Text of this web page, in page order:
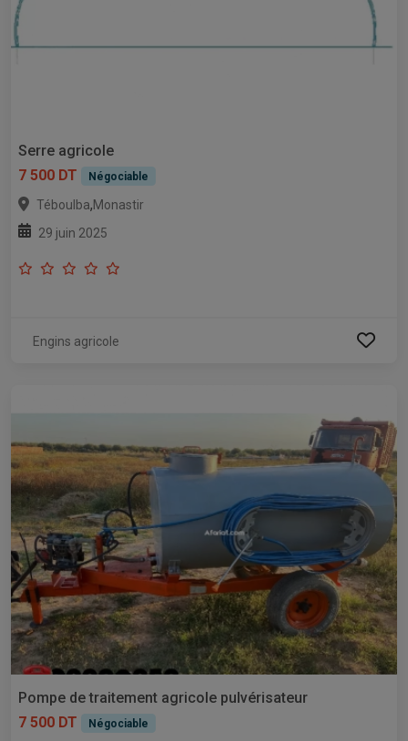
Serre agricole
7 500 DT
Négociable
Téboulba,Monastir
29 juin 2025
Engins agricole
Pompe de traitement agricole pulvérisateur
7 500 DT
Négociable